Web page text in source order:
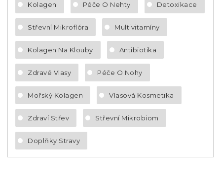
Kolagen Péče O Nehty Detoxikace
Střevní Mikroflóra Multivitamíny
Kolagen Na Klouby Antibiotika
Zdravé Vlasy Péče O Nohy
Mořský Kolagen Vlasová Kosmetika
Zdraví Střev Střevní Mikrobiom
Doplňky Stravy